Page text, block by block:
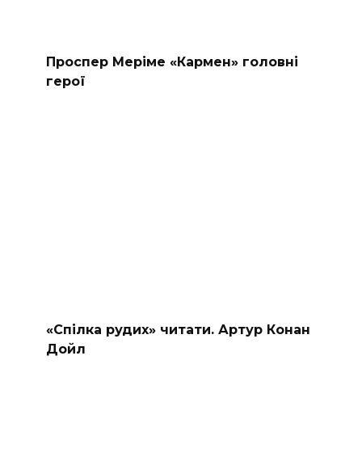
Проспер Меріме «Кармен» головні
герої
«Спілка рудих» читати. Артур Конан
Дойл